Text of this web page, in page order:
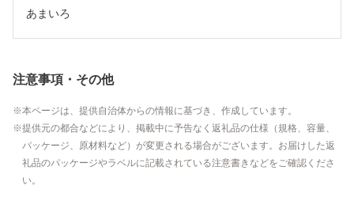
あまいろ
注意事項・その他
本ページは、提供自治体からの情報に基づき、作成しています。
提供元の都合などにより、掲載中に予告なく返礼品の仕様（規格、容量、
パッケージ、原材料など）が変更される場合がございます。お届けした返
礼品のパッケージやラベルに記載されている注意書きなどをご確認くださ
い。